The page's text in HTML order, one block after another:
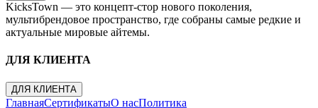
KicksTown — это концепт-стор нового поколения,
мультибрендовое пространство, где собраны самые редкие и
актуальные мировые айтемы.
ДЛЯ КЛИЕНТА
ДЛЯ КЛИЕНТА
ГлавнаяСертификатыО насПолитика